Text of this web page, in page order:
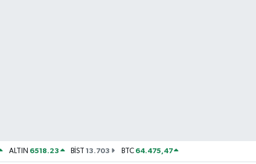
ALTIN 6518.23 BİST13.703 BTC 64.475,47